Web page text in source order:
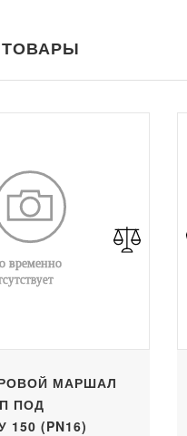
МАРШАЛ
ПОД
150 (PN16)